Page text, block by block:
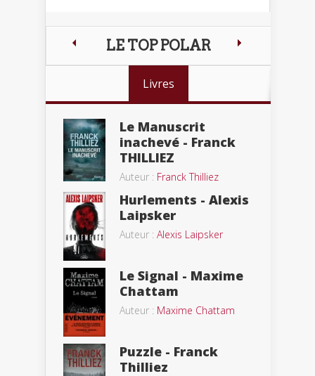
LE TOP POLAR
Livres
Le Manuscrit
inachevé - Franck
THILLIEZ
Auteur : Franck Thilliez
Hurlements - Alexis
Laipsker
Auteur : Alexis Laipsker
Le Signal - Maxime
Chattam
Auteur : Maxime Chattam
Puzzle - Franck
Thilliez